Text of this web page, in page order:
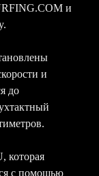
и
и
до
которая
с помощью